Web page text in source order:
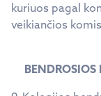
kuriuos pagal
veikiančios